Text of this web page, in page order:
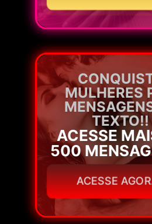
MULHERES
TEXTO!!
ACESSE
500
ACESSE